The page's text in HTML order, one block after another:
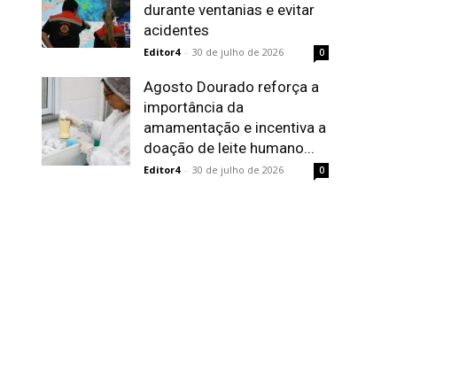
durante ventanias e evitar
acidentes
Editor4 - 30 de julho de 2026 0
Agosto Dourado reforça a
importância da
amamentação e incentiva a
doação de leite humano...
Editor4 - 30 de julho de 2026 0